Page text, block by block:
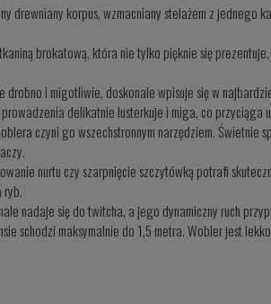
drewniany korpus, wzmacniany stelażem z jednego
brokatową, która nie tylko pięknie się
drobno i migotliwie, doskonale wpisuje się w
delikatnie lusterkuje i miga, co przyciąga
czyni go wszechstronnym narzędziem. Świetnie
nurtu czy szarpnięcie szczytówką potrafi
ryb.
nadaje się do twitcha, a jego dynamiczny ruch
schodzi maksymalnie do 1,5 metra. Wobler jest